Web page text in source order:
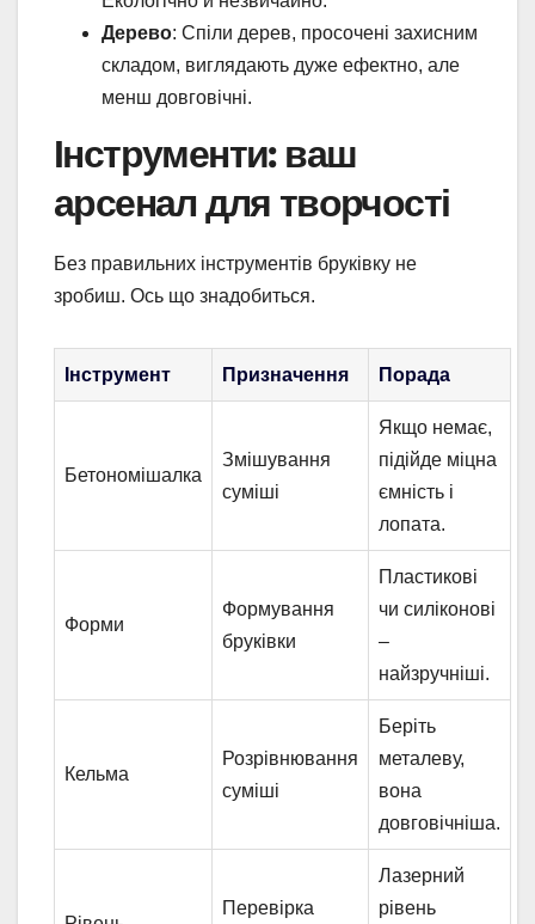
Дерево: Спіли дерев, просочені захисним
складом, виглядають дуже ефектно, але
менш довговічні.
Інструменти: ваш
арсенал для творчості
Без правильних інструментів бруківку не
зробиш. Ось що знадобиться.
Інструмент Призначення Порада
Бетономішалка
Змішування
суміші
Якщо немає,
підійде міцна
ємність і
лопата.
Форми
Формування
бруківки
Пластикові
чи силіконові
–
найзручніші.
Кельма
Розрівнювання
суміші
Беріть
металеву,
вона
довговічніша.
Перевірка
Лазерний
рівень